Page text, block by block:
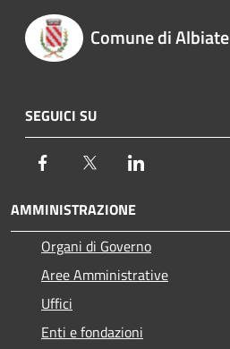
Comune di Albiate
SEGUICI SU
Facebook Twitter
AMMINISTRAZIONE
Organi di Governo
Aree Amministrative
Uffici
Enti e fondazioni